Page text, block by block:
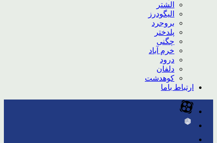
الشتر
الیگودرز
بروجرد
پلدختر
چگنی
خرم آباد
درود
دلفان
کوهدشت
ارتباط باما